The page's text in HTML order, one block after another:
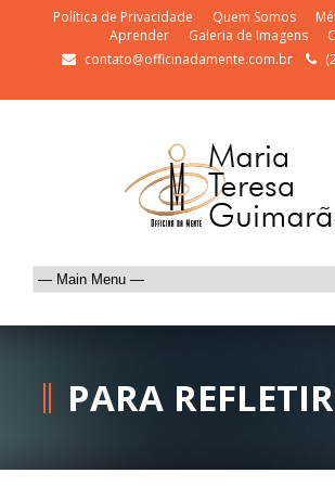
Política de Privacidade Quem Somos
Aprender
Galeria de Imagens
contato@officinadamente.com.br
PARA REFLETIR